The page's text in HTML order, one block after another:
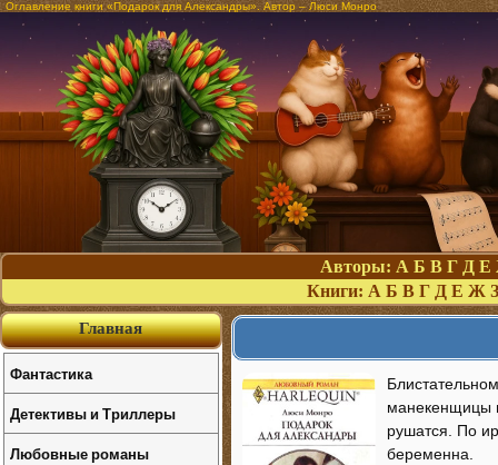
Оглавление книги «Подарок для Александры». Автор – Люси Монро
Авторы: А Б В Г Д Е
Книги: А Б В Г Д Е Ж З
манекенщицы
рушатся. По
беременна.
Главная
Фантастика
Детективы и Триллеры
Любовные романы